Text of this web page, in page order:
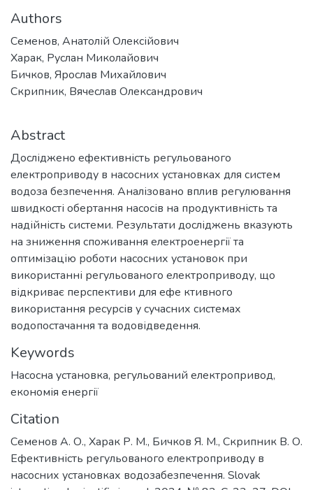
Authors
Семенов, Анатолій Олексійович
Харак, Руслан Миколайович
Бичков, Ярослав Михайлович
Скрипник, Вячеслав Олександрович
Abstract
Досліджено ефективність регульованого
електроприводу в насосних установках для систем
водоза безпечення. Аналізовано вплив регулювання
швидкості обертання насосів на продуктивність та
надійність системи. Результати досліджень вказують
на зниження споживання електроенергії та
оптимізацію роботи насосних установок при
використанні регульованого електроприводу, що
відкриває перспективи для ефе ктивного
використання ресурсів у сучасних системах
водопостачання та водовідведення.
Keywords
Насосна установка, регульований електропривод,
економія енергії
Citation
Семенов А. О., Харак Р. М., Бичков Я. М., Скрипник В. О.
Ефективність регульованого електроприводу в
насосних установках водозабезпечення. Slovak